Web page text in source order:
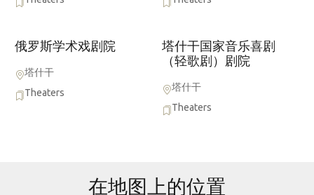
俄罗斯学术戏剧院
塔什干
Theaters
塔什干国家音乐喜剧
（轻歌剧）剧院
塔什干
Theaters
在地图上的位置